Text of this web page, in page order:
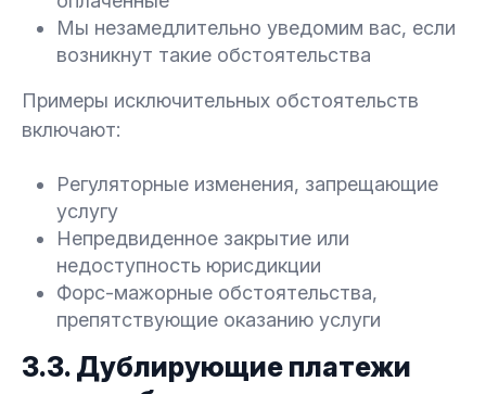
Мы незамедлительно уведомим вас, если
возникнут такие обстоятельства
Примеры исключительных обстоятельств
включают:
Регуляторные изменения, запрещающие
услугу
Непредвиденное закрытие или
недоступность юрисдикции
Форс-мажорные обстоятельства,
препятствующие оказанию услуги
3.3. Дублирующие платежи